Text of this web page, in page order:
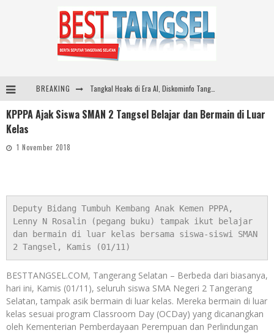
BREAKING Tangkal Hoaks di Era AI, Diskominfo Tangsel dan Nahdlatul Ulama Perkuat Literasi Digital
Tea Masters Cup Indonesia Perkuat Pengembangan Specialty Tea
KPPPA Ajak Siswa SMAN 2 Tangsel Belajar dan Bermain di Luar
Kelas
1 November 2018
Deputy Bidang Tumbuh Kembang Anak Kemen PPPA,
Lenny N Rosalin (pegang buku) tampak ikut belajar
dan bermain di luar kelas bersama siswa-siswi SMAN
2 Tangsel, Kamis (01/11)
BESTTANGSEL.COM, Tangerang Selatan – Berbeda dari biasanya,
hari ini, Kamis (01/11), seluruh siswa SMA Negeri 2 Tangerang
Selatan, tampak asik bermain di luar kelas. Mereka bermain di luar
kelas sesuai program Classroom Day (OCDay) yang dicanangkan
oleh Kementerian Pemberdayaan Perempuan dan Perlindungan